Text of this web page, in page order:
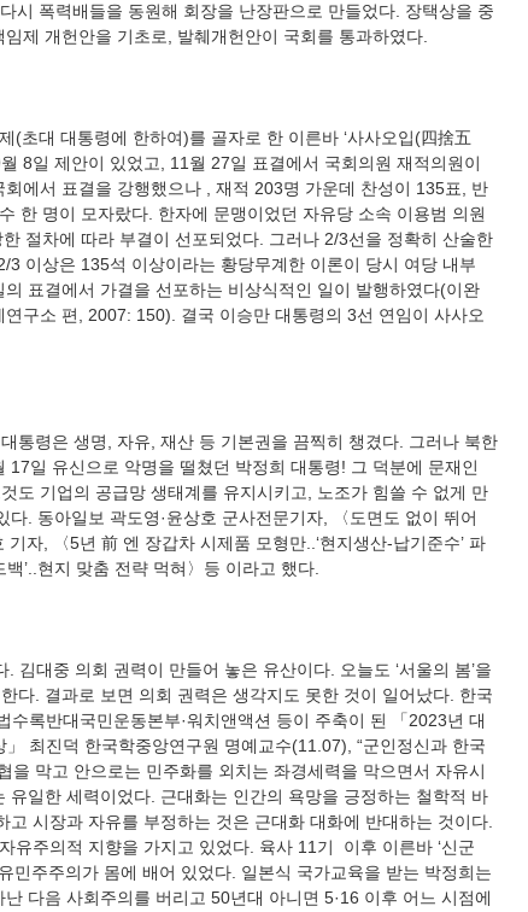
시 폭력배들을 동원해 회장을 난장판으로 만들었다. 장택상을 중
8일 제안이 있었고, 11월 27일 표결에서 국회의원 재적의원이
에서 표결을 강행했으나 , 재적 203명 가운데 찬성이 135표, 반
한 명이 모자랐다. 한자에 문맹이었던 자유당 소속 이용범 의원
절차에 따라 부결이 선포되었다. 그러나 2/3선을 정확히 산술한
이상은 135석 이상이라는 황당무계한 이론이 당시 여당 내부
표결에서 가결을 선포하는 비상식적인 일이 발행하였다(이완
구소 편, 2007: 150). 결국 이승만 대통령의 3선 연임이 사사오
일 유신으로 악명을 떨쳤던 박정희 대통령! 그 덕분에 문재인
도 기업의 공급망 생태계를 유지시키고, 노조가 힘쓸 수 없게 만
. 동아일보 곽도영·윤상호 군사전문기자, 〈도면도 없이 뛰어
기자, 〈5년 前 엔 장갑차 시제품 모형만..‘현지생산-납기준수’ 파
다. 결과로 보면 의회 권력은 생각지도 못한 것이 일어났다. 한국
수록반대국민운동본부·워치앤액션 등이 주축이 된 「2023년 대
최진덕 한국학중앙연구원 명예교수(11.07), “군인정신과 한국
을 막고 안으로는 민주화를 외치는 좌경세력을 막으면서 자유시
일한 세력이었다. 근대화는 인간의 욕망을 긍정하는 철학적 바
시장과 자유를 부정하는 것은 근대화 대화에 반대하는 것이다.
주의적 지향을 가지고 있었다. 육사 11기  이후 이른바 ‘신군
민주주의가 몸에 배어 있었다. 일본식 국가교육을 받는 박정희는
다음 사회주의를 버리고 50년대 아니면 5·16 이후 어느 시점에